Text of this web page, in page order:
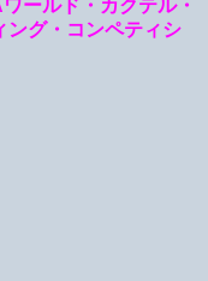
ワールド・カクテル・
ング・コンペティシ